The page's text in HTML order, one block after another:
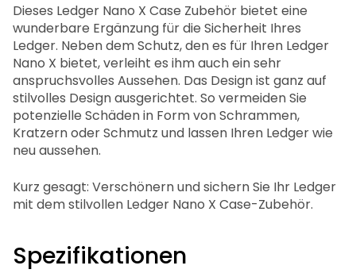
Dieses Ledger Nano X Case Zubehör bietet eine
wunderbare Ergänzung für die Sicherheit Ihres
Ledger. Neben dem Schutz, den es für Ihren Ledger
Nano X bietet, verleiht es ihm auch ein sehr
anspruchsvolles Aussehen. Das Design ist ganz auf
stilvolles Design ausgerichtet. So vermeiden Sie
potenzielle Schäden in Form von Schrammen,
Kratzern oder Schmutz und lassen Ihren Ledger wie
neu aussehen.
Kurz gesagt: Verschönern und sichern Sie Ihr Ledger
mit dem stilvollen Ledger Nano X Case-Zubehör.
Spezifikationen